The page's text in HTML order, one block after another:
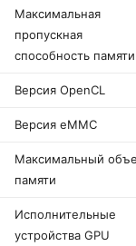
Максимальная
пропускная
способность памяти
Версия OpenCL
Версия eMMC
Максимальный
памяти
Исполнительные
устройства GPU